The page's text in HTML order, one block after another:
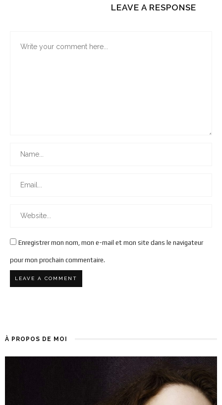
LEAVE A RESPONSE
Enregistrer mon nom, mon e-mail et mon site dans le navigateur
pour mon prochain commentaire.
À PROPOS DE MOI